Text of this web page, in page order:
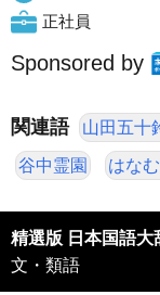
正社員
Sponsored by
関連語 山田五十
谷中霊園 はな
精選版 日本国語大
文・類語